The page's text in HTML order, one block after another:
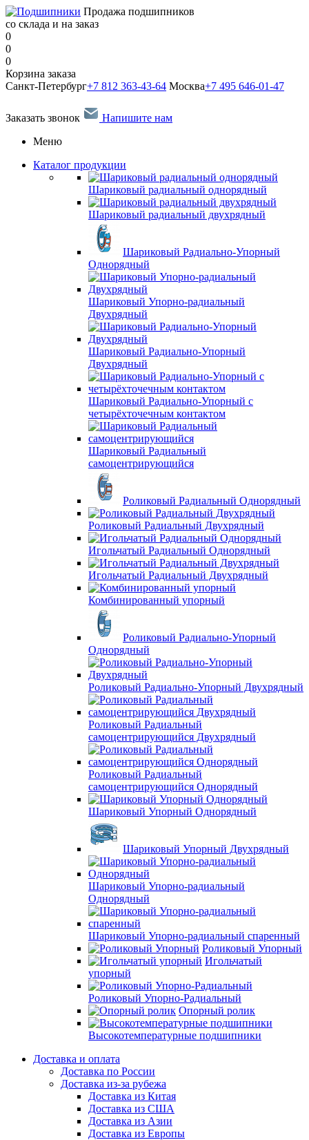
Продажа подшипников
со склада и на заказ
0
0
0
Корзина заказа
Санкт-Петербург+7 812 363-43-64 Москва+7 495 646-01-47
Заказать звонок
Напишите нам
Меню
Каталог продукции
Шариковый радиальный однорядный
Шариковый радиальный двухрядный
Шариковый Радиально-Упорный
Однорядный
Шариковый Упорно-радиальный
Двухрядный
Шариковый Радиально-Упорный
Двухрядный
Шариковый Радиально-Упорный с
четырёхточечным контактом
Шариковый Радиальный
самоцентрирующийся
Роликовый Радиальный Однорядный
Роликовый Радиальный Двухрядный
Игольчатый Радиальный Однорядный
Игольчатый Радиальный Двухрядный
Комбинированный упорный
Роликовый Радиально-Упорный
Однорядный
Роликовый Радиально-Упорный Двухрядный
Роликовый Радиальный
самоцентрирующийся Двухрядный
Роликовый Радиальный
самоцентрирующийся Однорядный
Шариковый Упорный Однорядный
Шариковый Упорный Двухрядный
Шариковый Упорно-радиальный
Однорядный
Шариковый Упорно-радиальный спаренный
Роликовый Упорный
Игольчатый
упорный
Роликовый Упорно-Радиальный
Опорный ролик
Высокотемпературные подшипники
Доставка и оплата
Доставка по России
Доставка из-за рубежа
Доставка из Китая
Доставка из США
Доставка из Азии
Доставка из Европы